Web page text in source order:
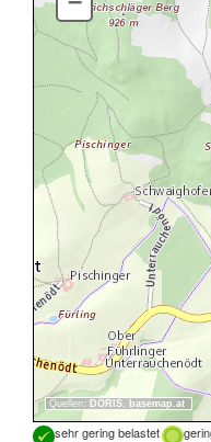
Quellen: DORIS, basemap.at
sehr gering belastet